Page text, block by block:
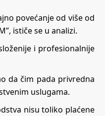
povećanje od više od
ističe se u analizi.
i profesionalnije
da čim pada privredna
uslugama.
nisu toliko plaćene